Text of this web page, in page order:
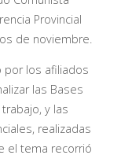
Provincial
de noviembre.
por los afiliados
las Bases
y las
realizadas
el tema recorrió